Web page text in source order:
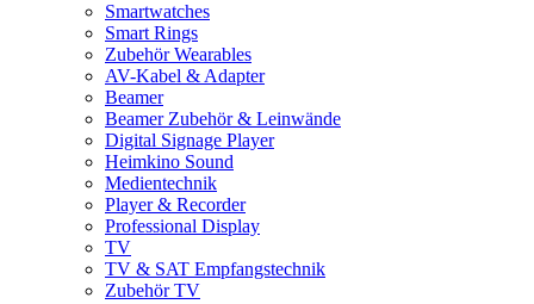
Smartwatches
Smart Rings
Zubehör Wearables
AV-Kabel & Adapter
Beamer
Beamer Zubehör & Leinwände
Digital Signage Player
Heimkino Sound
Medientechnik
Player & Recorder
Professional Display
TV
TV & SAT Empfangstechnik
Zubehör TV